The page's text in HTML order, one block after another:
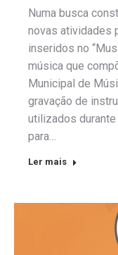
Numa busca
novas atividades
inseridos no
música que
Municipal de
gravação de
utilizados
para…
Ler mais